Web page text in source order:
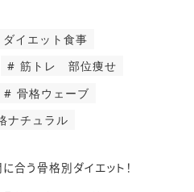
ダイエット食事
筋トレ 部位痩せ
骨格ウェーブ
ナチュラル
合う骨格別ダイエット！